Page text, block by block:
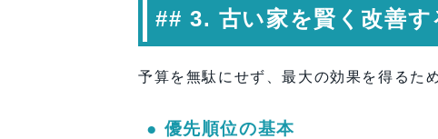
## 3. 古い家を賢く改善
予算を無駄にせず、最大の効果を得るた
● 優先順位の基本